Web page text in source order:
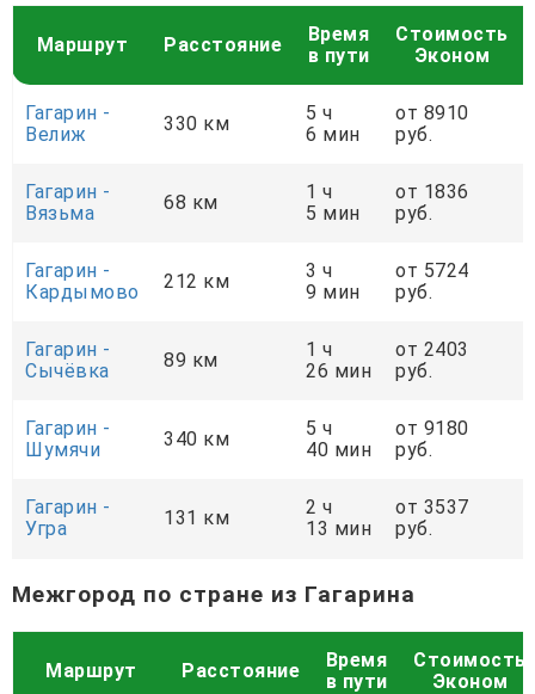
Маршрут Расстояние
Время
в пути
Стоимость
Эконом
Гагарин -
Велиж
330 км
5 ч
6 мин
от 8910
руб.
Гагарин -
Вязьма
68 км
1 ч
5 мин
от 1836
руб.
Гагарин -
Кардымово
212 км
3 ч
9 мин
от 5724
руб.
Гагарин -
Сычёвка
89 км
1 ч
26 мин
от 2403
руб.
Гагарин -
Шумячи
340 км
5 ч
40 мин
от 9180
руб.
Гагарин -
Угра
131 км
2 ч
13 мин
от 3537
руб.
Межгород по стране из Гагарина
Маршрут Расстояние
Время
в пути
Стоимость
Эконом